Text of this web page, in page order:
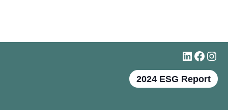
#
2024 ESG Report